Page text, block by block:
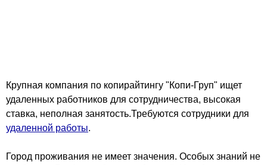
Крупная компания по копирайтингу "Копи-Груп" ищет
удаленных работников для сотрудничества, высокая
ставка, неполная занятость.Требуются сотрудники для
удаленной работы.
Город проживания не имеет значения. Особых знаний не